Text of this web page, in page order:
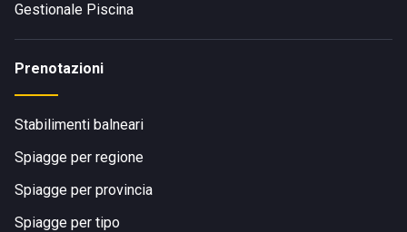
Gestionale Piscina
Prenotazioni
Stabilimenti balneari
Spiagge per regione
Spiagge per provincia
Spiagge per tipo